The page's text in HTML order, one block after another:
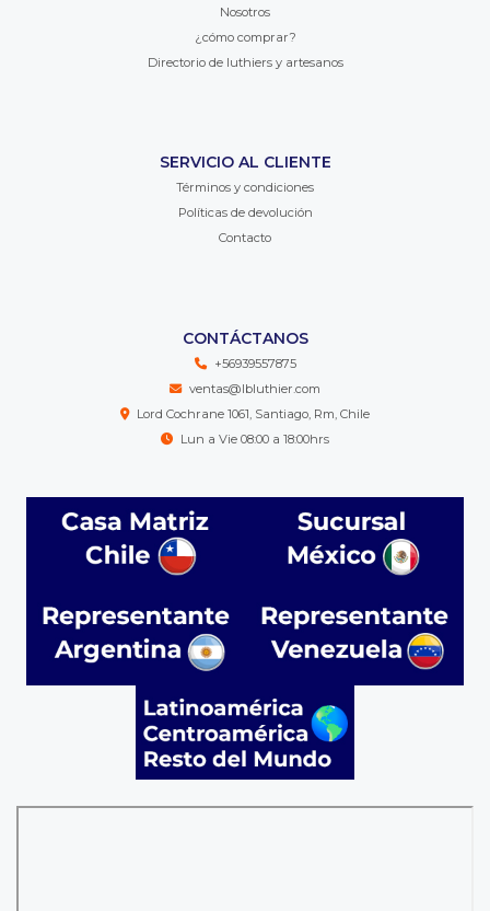
Nosotros
¿cómo comprar?
Directorio de luthiers y artesanos
SERVICIO AL CLIENTE
Términos y condiciones
Políticas de devolución
Contacto
CONTÁCTANOS
+56939557875
ventas@lbluthier.com
Lord Cochrane 1061, Santiago, Rm, Chile
Lun a Vie 08:00 a 18:00hrs